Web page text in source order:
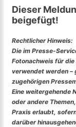
Dieser
beigefügt!
Rechtlicher Hinweis:
Die im Presse-
Fotonachweis für
verwendet werden –
zugehörigen
Eine weitergehende
oder andere
Praxis erlaubt,
darüber